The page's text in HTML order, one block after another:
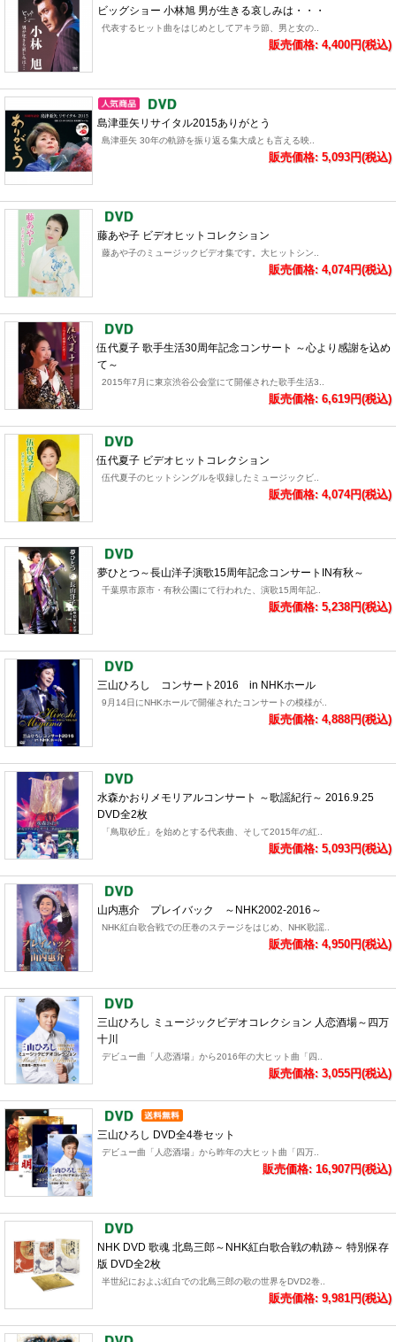
ビッグショー 小林旭 男が生きる哀しみは・・・
代表するヒット曲をはじめとしてアキラ節、男と女の..
販売価格: 4,400円(税込)
島津亜矢リサイタル2015ありがとう
島津亜矢 30年の軌跡を振り返る集大成とも言える映..
販売価格: 5,093円(税込)
藤あや子 ビデオヒットコレクション
藤あや子のミュージックビデオ集です。大ヒットシン..
販売価格: 4,074円(税込)
伍代夏子 歌手生活30周年記念コンサート ～心より感謝を込め
て～
2015年7月に東京渋谷公会堂にて開催された歌手生活3..
販売価格: 6,619円(税込)
伍代夏子 ビデオヒットコレクション
伍代夏子のヒットシングルを収録したミュージックビ..
販売価格: 4,074円(税込)
夢ひとつ～長山洋子演歌15周年記念コンサートIN有秋～
千葉県市原市・有秋公園にて行われた、演歌15周年記..
販売価格: 5,238円(税込)
三山ひろし コンサート2016 in NHKホール
9月14日にNHKホールで開催されたコンサートの模様が..
販売価格: 4,888円(税込)
水森かおりメモリアルコンサート ～歌謡紀行～ 2016.9.25
DVD全2枚
「鳥取砂丘」を始めとする代表曲、そして2015年の紅..
販売価格: 5,093円(税込)
山内惠介 プレイバック ～NHK2002-2016～
NHK紅白歌合戦での圧巻のステージをはじめ、NHK歌謡..
販売価格: 4,950円(税込)
三山ひろし ミュージックビデオコレクション 人恋酒場～四万
十川
デビュー曲「人恋酒場」から2016年の大ヒット曲「四..
販売価格: 3,055円(税込)
三山ひろし DVD全4巻セット
デビュー曲「人恋酒場」から昨年の大ヒット曲「四万..
販売価格: 16,907円(税込)
NHK DVD 歌魂 北島三郎～NHK紅白歌合戦の軌跡～ 特別保存
版 DVD全2枚
半世紀におよぶ紅白での北島三郎の歌の世界をDVD2巻..
販売価格: 9,981円(税込)